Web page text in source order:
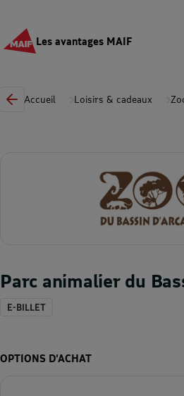
Les avantages MAIF
Accueil Loisirs & cadeaux
Parc animalier du
E-BILLET
OPTIONS D’ACHAT